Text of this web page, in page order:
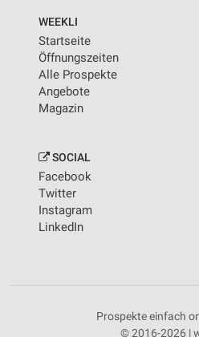
WEEKLI
Startseite
Öffnungszeiten
Alle Prospekte
Angebote
Magazin
SOCIAL
Facebook
Twitter
Instagram
LinkedIn
Prospekte einfach
© 2016-2026 |